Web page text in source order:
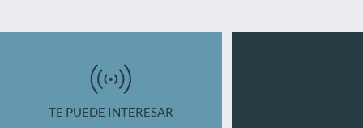
TE PUEDE INTERESAR